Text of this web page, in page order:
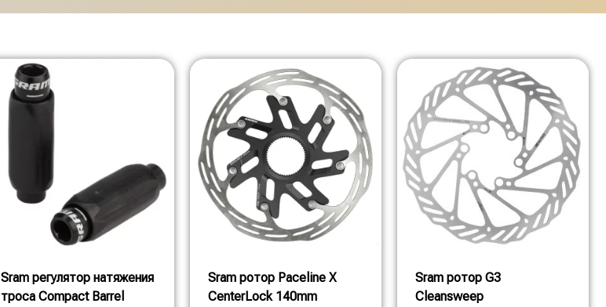
Sram регулятор натяжения
троса Compact Barrel
Sram ротор Paceline X
CenterLock 140mm
Sram ротор G3
Cleansweep